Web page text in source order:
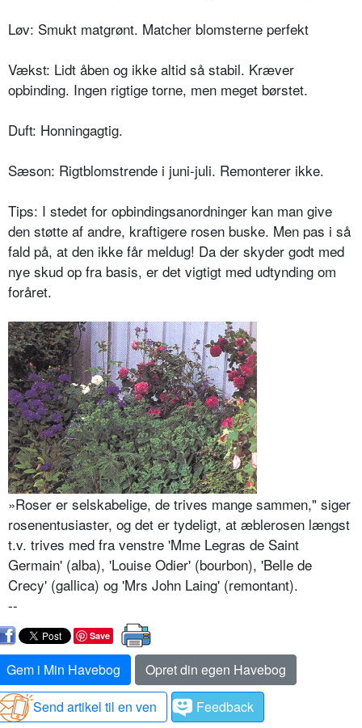
Løv: Smukt matgrønt. Matcher blom­sterne perfekt
Vækst: Lidt åben og ikke altid så sta­bil. Kræver
opbinding. Ingen rigtige torne, men meget børstet.
Duft: Honningagtig.
Sæson: Rigtblomstrende i juni-juli. Remonterer ikke.
Tips: I stedet for opbindingsanordnin­ger kan man give
den støtte af andre, kraftigere rosen buske. Men pas i så
fald på, at den ikke får meldug! Da der skyder godt med
nye skud op fra basis, er det vigtigt med udtynding om
foråret.
»Roser er selskabelige, de trives mange sammen," siger
rosenentusiaster, og det er tydeligt, at æblerosen længst
t.v. trives med fra venstre 'Mme Legras de Saint
Germain' (alba), 'Louise Odier' (bourbon), 'Belle de
Crecy' (gallica) og 'Mrs John Laing' (remontant).
--
Save
Gem i Min Havebog
Opret din egen Havebog
Send artikel til en ven
Feedback